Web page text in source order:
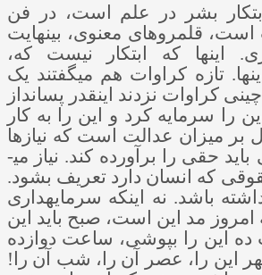
بشر در علم است، در فن
قلمروهای معنوی، بی­نهایت
اینها که ابتکار نیست که،
تازه کراوات هم می­گفتند یک
کراوات نزدند اینقدر پس­انداز
را سرمایه کرد و این را به کار
بر میزان عدالت است که نیازها
تأمین می­شود یعنی باید حقی را برآورده کند. نیاز می­
که انسان دارد تعریف بشود.
باشد. نه اینکه سرمایه­داری
امروز مد این است، صبح باید این
این را بپوشی، ساعت دوازده
این را، عصر آن را، شب آن را!